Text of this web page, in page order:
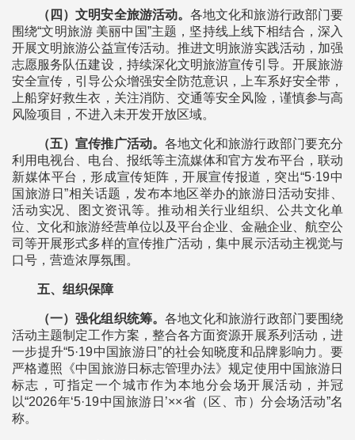
（四）文明安全旅游活动。各地文化和旅游行政部门要
围绕“文明旅游 美丽中国”主题，坚持线上线下相结合，深入
开展文明旅游公益宣传活动。推进文明旅游实践活动，加强
志愿服务队伍建设，持续深化文明旅游宣传引导。开展旅游
安全宣传，引导公众增强安全防范意识，上车系好安全带，
上船穿好救生衣，关注消防、交通等安全风险，谨慎参与高
风险项目，不进入未开发开放区域。
（五）宣传推广活动。 各地文化和旅游行政部门要充分
利用电视台、电台、报纸等主流媒体和官方发布平台，联动
新媒体平台，形成宣传矩阵，开展宣传报道，突出“5·19中
国旅游日”相关话题，发布本地区举办的旅游日活动安排、
活动实况、图文资讯等。推动相关行业组织、公共文化单
位、文化和旅游经营单位以及平台企业、金融企业、航空公
司等开展形式多样的宣传推广活动，集中展示活动主视觉与
口号，营造浓厚氛围。
五、组织保障
（一）强化组织统筹。 各地文化和旅游行政部门要围绕
活动主题制定工作方案，整合各方面资源开展系列活动，进
一步提升“5·19中国旅游日”的社会知晓度和品牌影响力。要
严格遵照《中国旅游日标志管理办法》规定使用中国旅游日
标志，可指定一个城市作为本地分会场开展活动，并冠
以“2026年‘5·19中国旅游日’××省（区、市）分会场活动”名
称。